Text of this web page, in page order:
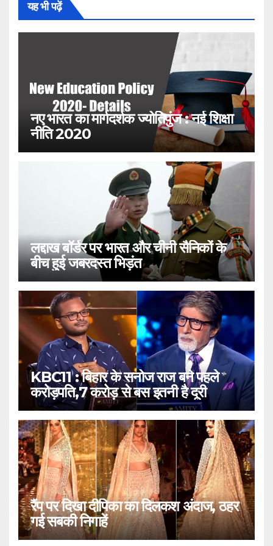
यह भी पढ़ें
नए भारत का मार्गदर्शक ज्योतिपुंज : नई शिक्षा
नीति 2020
लद्दाख बॉर्डर पर भारत और चीनी सैनिकों के
बीच हुई जबरदस्त भिड़ंत
KBC11 : बिहार के सनोज राज बने पहले
करोड़पति,7 करोड़ से बस इतनी है दूरी
रैंप पर दिखा दीपिका का दिलकश अंदाज, ठहर
गई सबकी निगाहें